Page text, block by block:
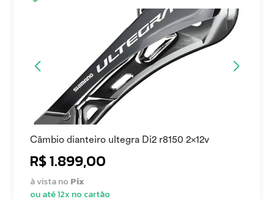
Câmbio dianteiro ultegra Di2 r8150 2x12v
R$ 1.899,00
à vista no Pix
ou até 12x no cartão